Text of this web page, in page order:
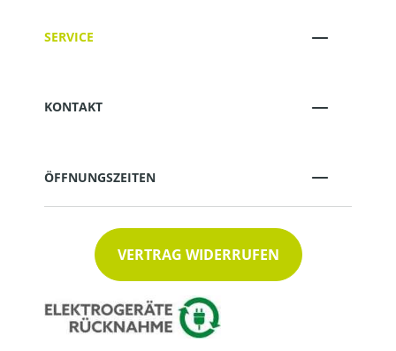
SERVICE
KONTAKT
ÖFFNUNGSZEITEN
VERTRAG WIDERRUFEN